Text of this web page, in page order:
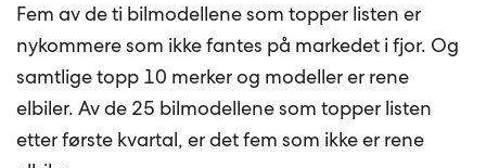
Fem av de ti bilmodellene som topper listen er
nykommere som ikke fantes på markedet i fjor. Og
samtlige topp 10 merker og modeller er rene
elbiler. Av de 25 bilmodellene som topper listen
etter første kvartal, er det fem som ikke er rene